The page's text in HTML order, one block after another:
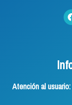
Atención al usuario:
(+57)